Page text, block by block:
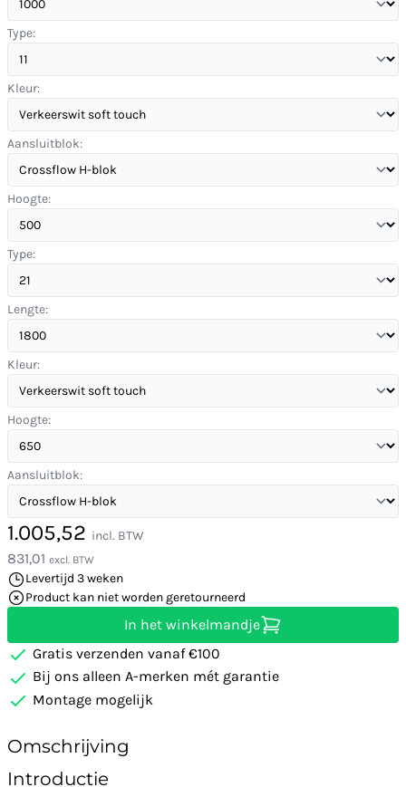
Type:
Kleur:
Aansluitblok:
Hoogte:
Type:
Lengte:
Kleur:
Hoogte:
Aansluitblok:
1.005,52 incl. BTW
831,01 excl. BTW
Levertijd 3 weken
Product kan niet worden geretourneerd
In het winkelmandje
Gratis verzenden vanaf €100
Bij ons alleen A-merken mét garantie
Montage mogelijk
Omschrijving
Introductie